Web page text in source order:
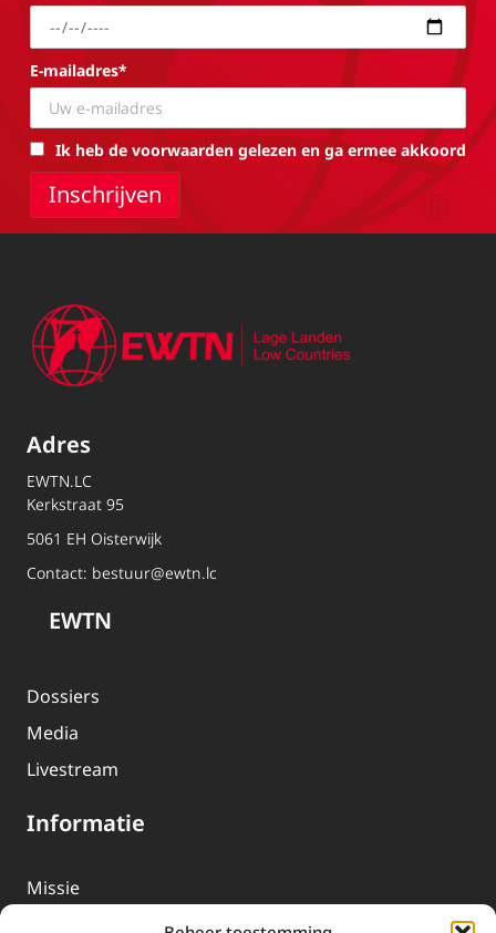
E-mailadres*
Ik heb de voorwaarden gelezen en ga ermee akkoord
Adres
EWTN.LC
Kerkstraat 95
5061 EH Oisterwijk
Contact: bestuur@ewtn.lc
EWTN
Dossiers
Media
Livestream
Informatie
Missie